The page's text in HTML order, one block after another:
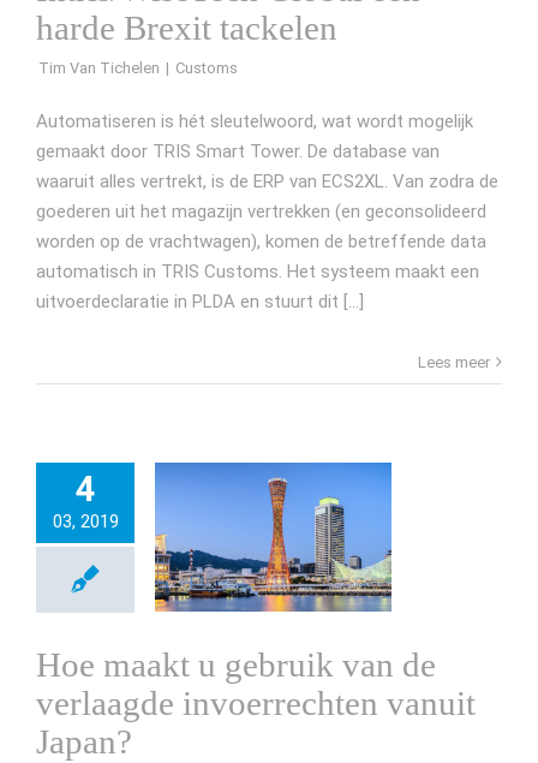
harde Brexit tackelen
Tim Van Tichelen
Automatiseren is hét sleutelwoord, wat wordt mogelijk
gemaakt door TRIS Smart Tower. De database van
waaruit alles vertrekt, is de ERP van ECS2XL. Van zodra de
goederen uit het magazijn vertrekken (en geconsolideerd
worden op de vrachtwagen), komen de betreffende data
automatisch in TRIS Customs. Het systeem maakt een
uitvoerdeclaratie in PLDA en stuurt dit [...]
Lees meer
4
03, 2019
Hoe maakt u gebruik van de
verlaagde invoerrechten vanuit
Japan?